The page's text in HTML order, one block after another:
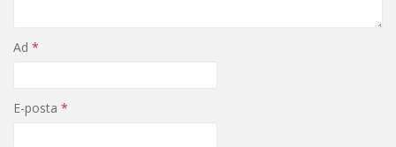
Ad *
E-posta *